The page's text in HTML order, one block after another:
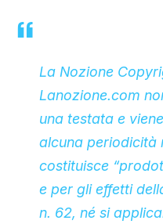
La Nozione
Lanozione.com
una testata e
alcuna periodicità
costituisce
e per gli effetti
n. 62, né si